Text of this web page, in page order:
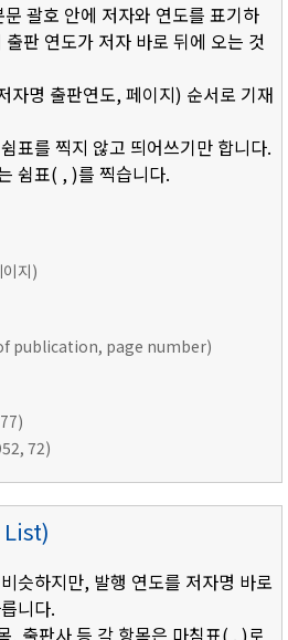
괄호 안에 저자와 연도를 표기하
판 연도가 저자 바로 뒤에 오는 것
자명 출판연도, 페이지) 순서로 기재
표를 찍지 않고 띄어쓰기만 합니다.
쉼표( , )를 찍습니다.
지)
publication, page number)
72)
List)
슷하지만, 발행 연도를 저자명 바로
니다.